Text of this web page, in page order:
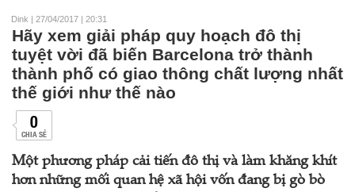
Dink | 27/04/2017 | 20:31
Hãy xem giải pháp quy hoạch đô thị
tuyệt vời đã biến Barcelona trở thành
thành phố có giao thông chất lượng nhất
thế giới như thế nào
0
CHIA SẺ
Một phương pháp cải tiến đô thị và làm khăng khít
hơn những mối quan hệ xã hội vốn đang bị gò bò